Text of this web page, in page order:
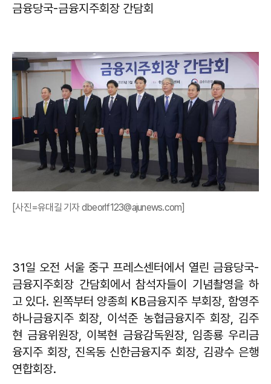
​금융당국-금융지주회장 간담회​
[사진=유대길 기자 dbeorlf123@ajunews.com]
31일 오전 서울 중구 프레스센터에서 열린 금융당국-
금융지주회장 간담회에서 참석자들이 기념촬영을 하
고 있다. 왼쪽부터 양종희 KB금융지주 부회장, 함영주
하나금융지주 회장, 이석준 농협금융지주 회장, 김주
현 금융위원장, 이복현 금융감독원장, 임종룡 우리금
융지주 회장, 진옥동 신한금융지주 회장, 김광수 은행
연합회장.